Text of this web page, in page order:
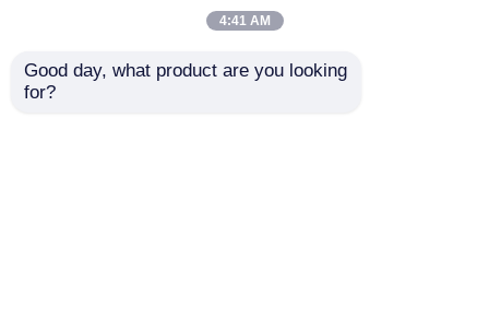
4:41 AM
Good day, what product are you looking
for?